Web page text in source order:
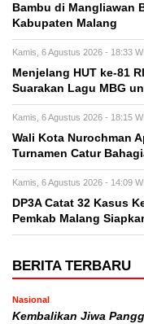
Bambu di Mangliawan
Kabupaten Malang
Kamis, 6 Agustus 2026 - 18:33
Menjelang HUT ke-81
Suarakan Lagu MBG
Kamis, 6 Agustus 2026 - 18:15
Wali Kota Nurochman
Turnamen Catur
Kamis, 6 Agustus 2026 - 14:09
DP3A Catat 32 Kasus
Pemkab Malang
BERITA TERBARU
Nasional
Kembalikan Jiwa